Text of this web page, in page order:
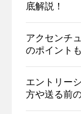
底解説！
アクセンチ
のポイント
エントリー
方や送る前